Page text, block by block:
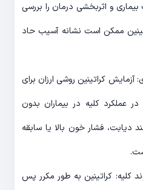
و اثربخشی درمان را بررسی
ممکن است نشانه آسیب حاد
آزمایش کراتینین روشی ارزان برای
عملکرد کلیه در بیماران بدون
دیابت، فشار خون بالا یا سابقه
کلیه: کراتینین به طور مکرر پس